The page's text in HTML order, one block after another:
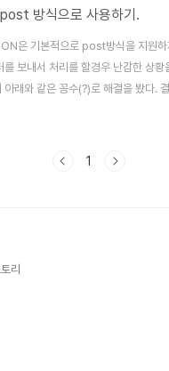
방식으로 사용하기.
은 기본적으로 post방식을 지원하
를 보내서 처리를 할경우 난감한 상황
아래와 같은 꽁수(?)로 해결을 봤다.
처리를하지만 결과값을 json형식으
function(url, data, func) {
1
리